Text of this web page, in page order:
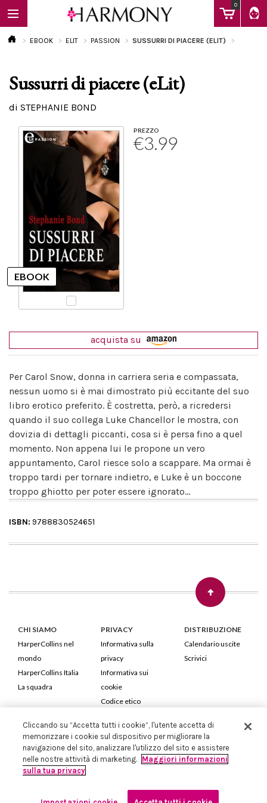
0
EBOOK
EBOOK ELIT PASSION SUSSURRI DI PIACERE (ELIT)
Sussurri di piacere (eLit)
di STEPHANIE BOND
PREZZO
€3.99
acquista su
Per Carol Snow, donna in carriera seria e compassata,
nessun uomo si è mai dimostrato più eccitante del suo
libro erotico preferito. È costretta, però, a ricredersi
quando il suo collega Luke Chancellor le mostra, con
dovizia di dettagli piccanti, cosa si è persa fino a quel
momento. Non appena lui le propone un vero
appuntamento, Carol riesce solo a scappare. Ma ormai è
troppo tardi per tornare indietro, e Luke è un boccone
troppo ghiotto per poter essere ignorato...
ISBN: 9788830524651
CHI SIAMO
HarperCollins nel
mondo
HarperCollins Italia
La squadra
PRIVACY
Informativa sulla
privacy
Informativa sui
cookie
Codice etico
DISTRIBUZIONE
Calendario uscite
Scrivici
HarperCollins Italia S.p.A. Viale Monte Nero, 84 - 20135 Milano
Cod. Fiscale e P.IVA 05946780151 - Capitale Sociale 258.250 €
Iscritta in Milano al Registro delle imprese nr.198004 e REA nr.1051898
Cliccando su “Accetta tutti i cookie”, l'utente accetta di
memorizzare i cookie sul dispositivo per migliorare la
navigazione del sito, analizzare l'utilizzo del sito e assistere
nelle nostre attività di marketing. Maggiori informazioni
sulla tua privacy